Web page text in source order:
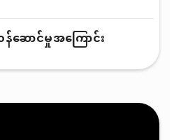
န်ဆောင်မှုအကြောင်း